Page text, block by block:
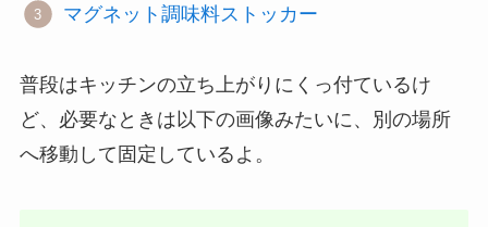
マグネット調味料ストッカー
普段はキッチンの立ち上がりにくっ付ているけ
ど、必要なときは以下の画像みたいに、別の場所
へ移動して固定しているよ。